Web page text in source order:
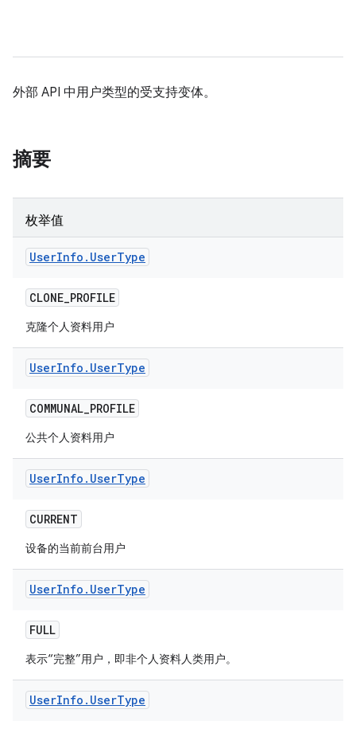
外部 API 中用户类型的受支持变体。
摘要
枚举值
UserInfo . UserType
CLONE_PROFILE
克隆个人资料用户
UserInfo . UserType
COMMUNAL_PROFILE
公共个人资料用户
UserInfo . UserType
CURRENT
设备的当前前台用户
UserInfo . UserType
FULL
表示“完整”用户，即非个人资料人类用户。
UserInfo . UserType